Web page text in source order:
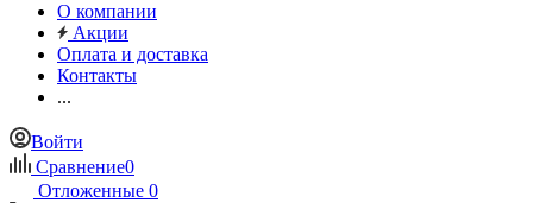
О компании
Акции
Оплата и доставка
Контакты
...
Войти
Сравнение0
Отложенные 0